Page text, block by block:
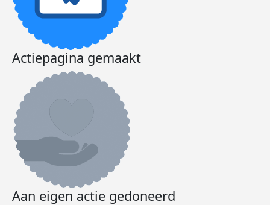
Actiepagina gemaakt
Aan eigen actie gedoneerd